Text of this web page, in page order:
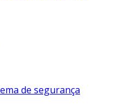
de segurança